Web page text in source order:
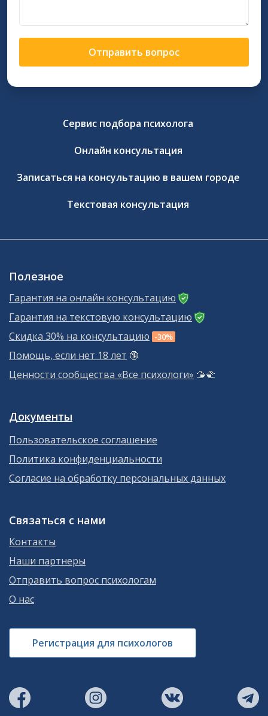
Отправить вопрос
Сервис подбора психолога
Онлайн консультация
Записаться на консультацию в вашем городе
Текстовая консультация
Полезное
Гарантия на онлайн консультацию
Гарантия на текстовую консультацию
Скидка 30% на консультацию -30%
Помощь, если нет 18 лет 🔞
Ценности сообщества «Все психологи» 🫱‍🫲
Документы
Пользовательское соглашение
Политика конфиденциальности
Согласие на обработку персональных данных
Связаться с нами
Контакты
Наши партнеры
Отправить вопрос психологам
О нас
Регистрация для психологов